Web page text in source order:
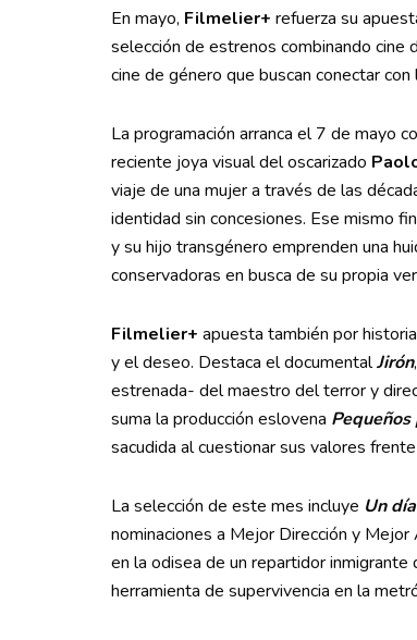
En mayo, Filmelier+ refuerza su
selección de estrenos combinando
cine de género que buscan conectar
La programación arranca el 7 de mayo
reciente joya visual del oscarizado
viaje de una mujer a través de las
identidad sin concesiones. Ese mismo
y su hijo transgénero emprenden una
conservadoras en busca de su propia
Filmelier+ apuesta también por
y el deseo. Destaca el documentalJirón
estrenada- del maestro del terror y
suma la producción eslovena
sacudida al cuestionar sus valores
La selección de este mes incluye Un
nominaciones a Mejor Dirección y
en la odisea de un repartidor
herramienta de supervivencia en la